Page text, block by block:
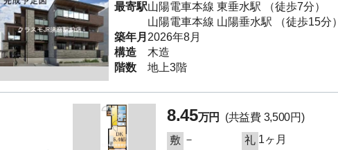
最寄駅山陽電車本線 東垂水駅 （徒歩7分）
山陽電車本線 山陽垂水駅 （徒歩15分）
築年月 2026年8月
構造
木造
階数
地上3階
8.45万円
(共益費 3,500円)
敷 － 礼 1ヶ月